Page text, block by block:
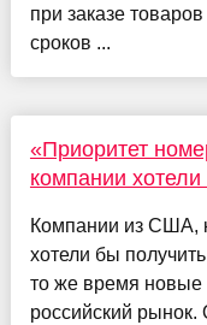
при заказе
сроков ...
«Приоритет
компании
Компании из США,
хотели бы
то же время новые
российский